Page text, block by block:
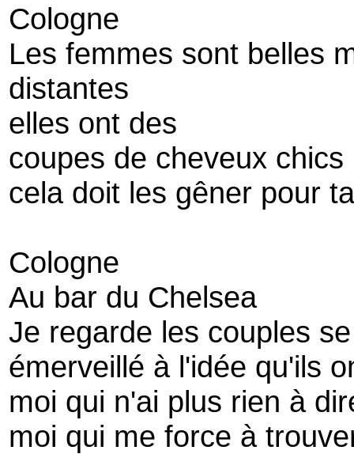
Cologne
Les femmes sont belles
distantes
elles ont des
coupes de cheveux chics
cela doit les gêner pour
Cologne
Au bar du Chelsea
Je regarde les couples
émerveillé à l'idée qu'ils
moi qui n'ai plus rien à
moi qui me force à